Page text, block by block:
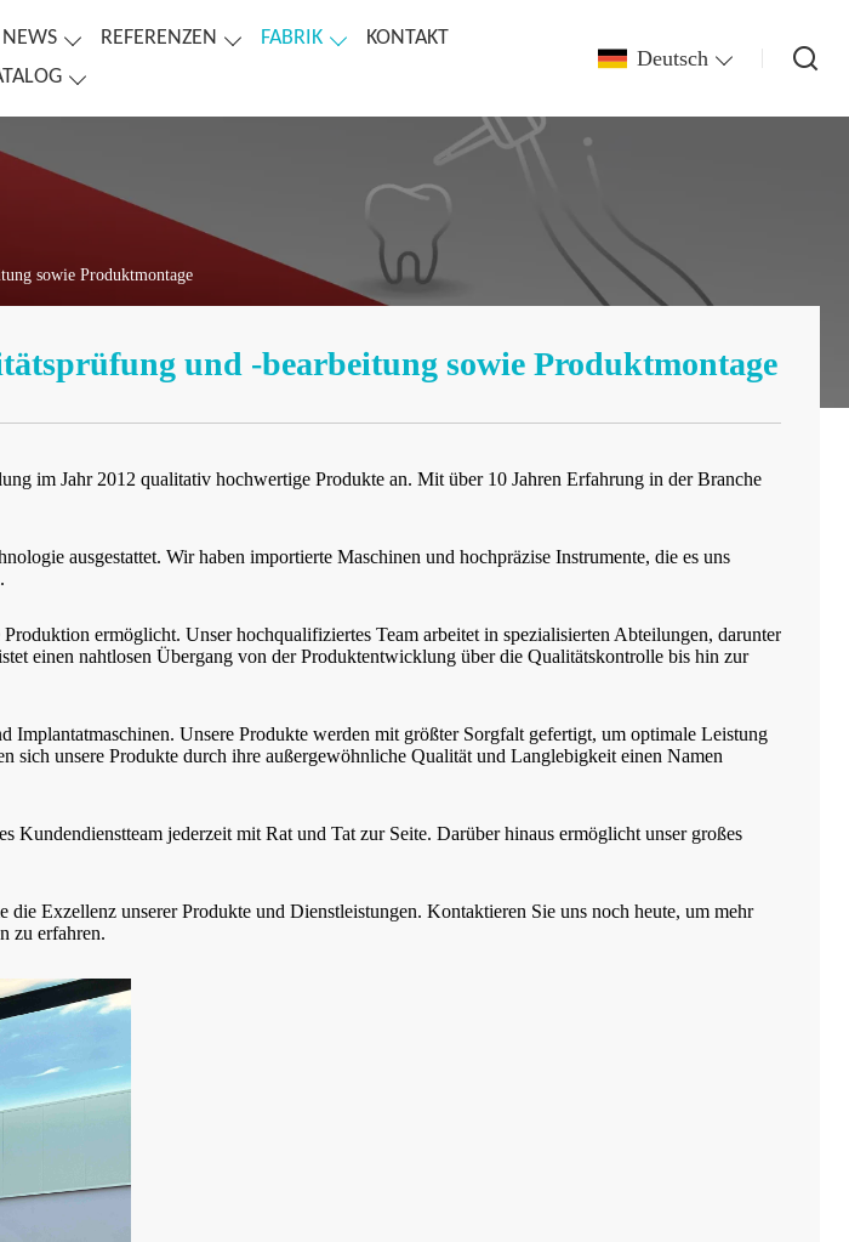
NEWS REFERENZEN FABRIK
KONTAKT
Deutsch
sowie Produktmontage
und -bearbeitung sowie Produktmontage
im Jahr 2012 qualitativ hochwertige Produkte an. Mit über 10 Jahren Erfahrung in der Branche
ausgestattet. Wir haben importierte Maschinen und hochpräzise Instrumente, die es uns
ermöglicht. Unser hochqualifiziertes Team arbeitet in spezialisierten Abteilungen, darunter
einen nahtlosen Übergang von der Produktentwicklung über die Qualitätskontrolle bis hin zur
Unsere Produkte werden mit größter Sorgfalt gefertigt, um optimale Leistung
unsere Produkte durch ihre außergewöhnliche Qualität und Langlebigkeit einen Namen
jederzeit mit Rat und Tat zur Seite. Darüber hinaus ermöglicht unser großes
Exzellenz unserer Produkte und Dienstleistungen. Kontaktieren Sie uns noch heute, um mehr
zu erfahren.